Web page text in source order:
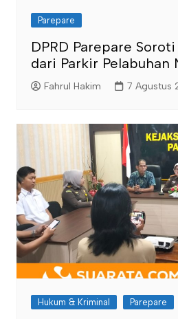
Parepare
DPRD Parepare
dari Parkir Pelabuhan
Fahrul Hakim 7 Agustus
Hukum & Kriminal Parepare